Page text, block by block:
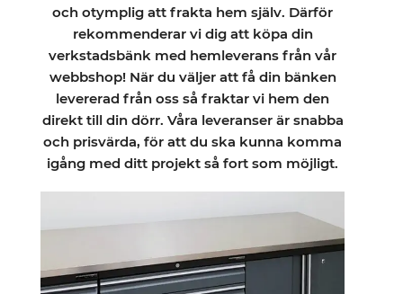
och otymplig att frakta hem själv. Därför
rekommenderar vi dig att köpa din
verkstadsbänk med hemleverans från vår
webbshop! När du väljer att få din bänken
levererad från oss så fraktar vi hem den
direkt till din dörr. Våra leveranser är snabba
och prisvärda, för att du ska kunna komma
igång med ditt projekt så fort som möjligt.